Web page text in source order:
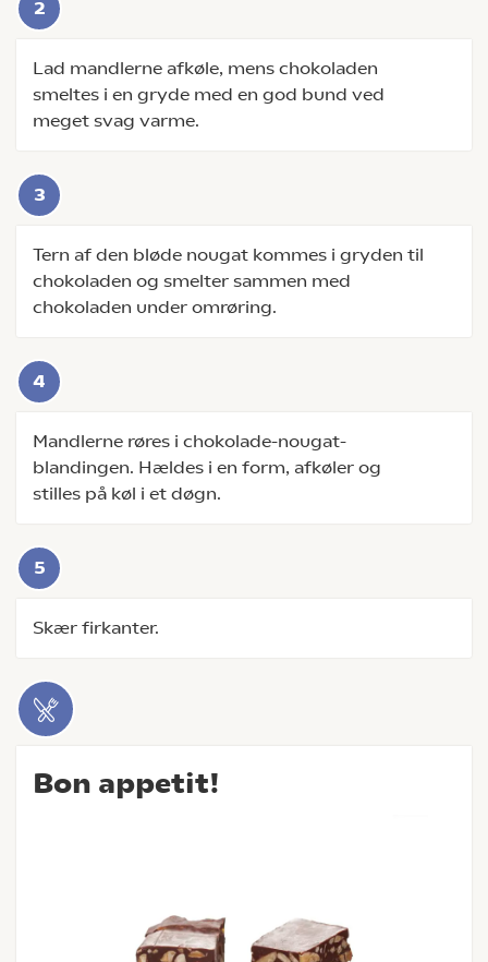
Lad mandlerne afkøle, mens chokoladen
smeltes i en gryde med en god bund ved
meget svag varme.
Tern af den bløde nougat kommes i gryden til
chokoladen og smelter sammen med
chokoladen under omrøring.
Mandlerne røres i chokolade-nougat-
blandingen. Hældes i en form, afkøler og
stilles på køl i et døgn.
Skær firkanter.
Bon appetit!